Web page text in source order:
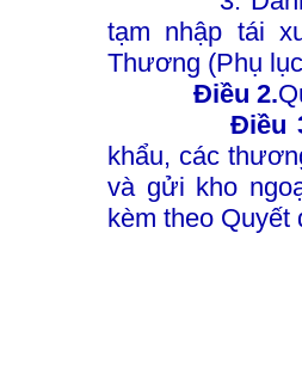
tạm nhập tái
Thương (Phụ
Điều 2.
Điều
khẩu, các
và gửi kho
kèm theo Quyết